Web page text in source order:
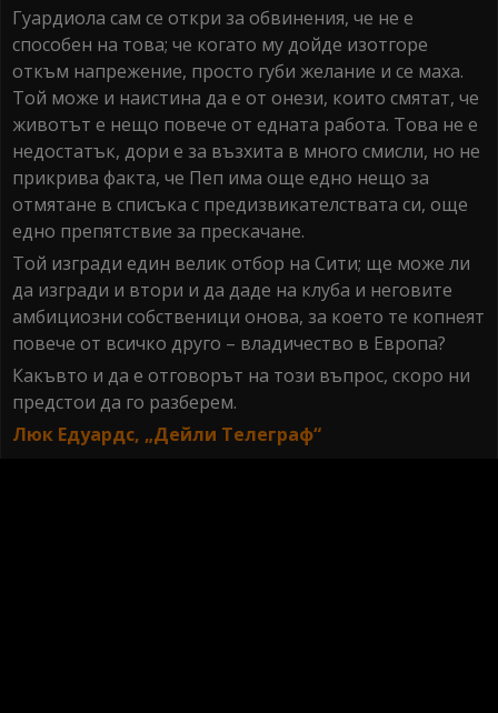
Гуардиола сам се откри за обвинения, че не е
способен на това; че когато му дойде изотгоре
откъм напрежение, просто губи желание и се маха.
Той може и наистина да е от онези, които смятат, че
животът е нещо повече от едната работа. Това не е
недостатък, дори е за възхита в много смисли, но не
прикрива факта, че Пеп има още едно нещо за
отмятане в списъка с предизвикателствата си, още
едно препятствие за прескачане.
Той изгради един велик отбор на Сити; ще може ли
да изгради и втори и да даде на клуба и неговите
амбициозни собственици онова, за което те копнеят
повече от всичко друго – владичество в Европа?
Какъвто и да е отговорът на този въпрос, скоро ни
предстои да го разберем.
Люк Едуардс, „Дейли Телеграф“